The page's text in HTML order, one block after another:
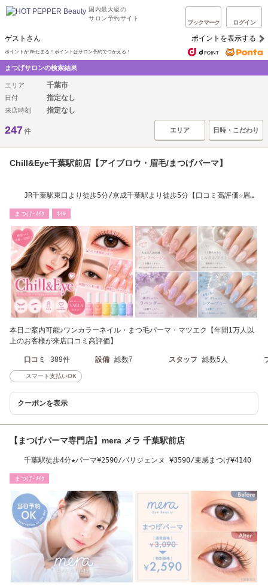
国内最大級の
サロン予約サイト
ブックマーク ログイン
ゲストさん ポイントを表示する
ポイントが1%たまる！ポイントはサロン予約でつかえる！
まつげサロンの検索結果
エリア 千葉市
日付 指定なし
来店時刻 指定なし
247件 エリア 日時・こだわり
Chill&Eye千葉駅前店【アイブロウ・眉毛/まつげパーマ】
JR千葉駅東口より徒歩5分/京成千葉駅より徒歩5分【口コミ高評価☆眉
まつげ･ﾒｲｸ ﾈｲﾙ
本日ご案内可能♪ワンカラーネイル・まつ毛パーマ・マツエク【年間1万人以
上のお客様が来店口コミ高評価】
口コミ 389件 設備 総数7 スタッフ 総数5人
スマート支払いOK
クーポンを表示
【まつげパーマ専門店】mera メラ 千葉駅前店
千葉駅徒歩4分★パーマ¥2590/パリジェンヌ ¥3590/束感まつげ¥4140
まつげ･ﾒｲｸ